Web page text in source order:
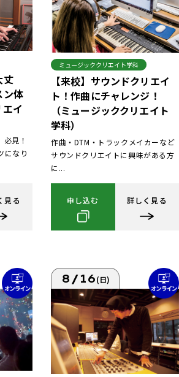
丈
ン体
イ
見！
になり
見る
ミュージッククリエイト学科
【来校】サウンドクリエイ
ト！作曲にチャレンジ！
（ミュージッククリエイト
学科）
作曲・DTM・トラックメイカーなど
サウンドクリエイトに興味がある方
に...
申し込む 詳しく見る
8/16(日)